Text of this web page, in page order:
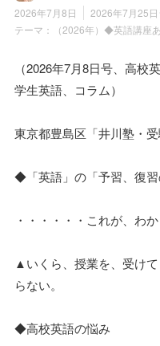
2026年7月8日
2026年7月25日
テーマ：
（2026年）◆英語講座
（2026年7月8日号、高校
学生英語、コラム）
東京都豊島区「井川塾・
◆「英語」の「予習、復習
・・・・・・これが、わか
▲いくら、授業を、受け
らない。
◆高校英語の悩み